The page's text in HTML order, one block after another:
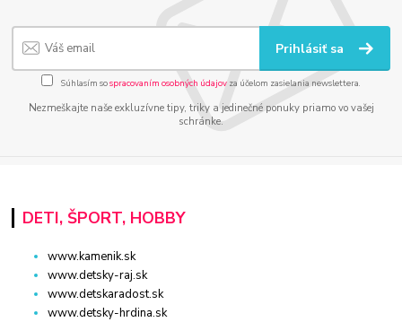
Prihlásiť sa
Súhlasím sospracovaním osobných údajov za účelom zasielania newslettera.
Nezmeškajte naše exkluzívne tipy, triky a jedinečné ponuky priamo vo vašej
schránke.
DETI, ŠPORT, HOBBY
www.kamenik.sk
www.detsky-raj.sk
www.detskaradost.sk
www.detsky-hrdina.sk